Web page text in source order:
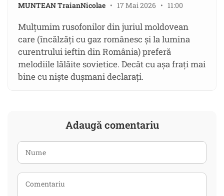
MUNTEAN TraianNicolae • 17 Mai 2026 • 11:00
Mulțumim rusofonilor din juriul moldovean
care (încălzăți cu gaz românesc și la lumina
curentrului ieftin din România) preferă
melodiile lălăite sovietice. Decât cu așa frați mai
bine cu niște dușmani declarați.
Adaugă comentariu